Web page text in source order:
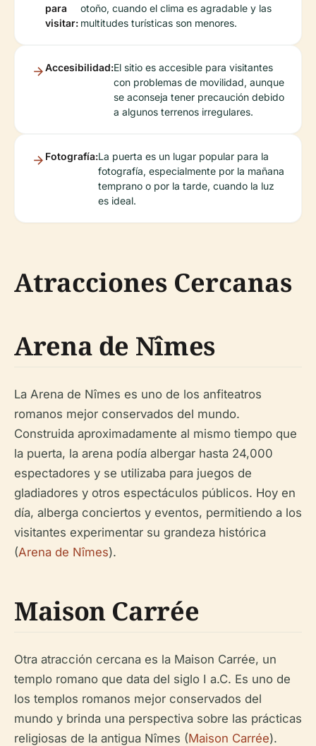
para
visitar:
otoño, cuando el clima es agradable y las
multitudes turísticas son menores.
Accesibilidad:El sitio es accesible para visitantes
con problemas de movilidad, aunque
se aconseja tener precaución debido
a algunos terrenos irregulares.
Fotografía:La puerta es un lugar popular para la
fotografía, especialmente por la mañana
temprano o por la tarde, cuando la luz
es ideal.
Atracciones Cercanas
Arena de Nîmes
La Arena de Nîmes es uno de los anfiteatros
romanos mejor conservados del mundo.
Construida aproximadamente al mismo tiempo que
la puerta, la arena podía albergar hasta 24,000
espectadores y se utilizaba para juegos de
gladiadores y otros espectáculos públicos. Hoy en
día, alberga conciertos y eventos, permitiendo a los
visitantes experimentar su grandeza histórica
(Arena de Nîmes).
Maison Carrée
Otra atracción cercana es la Maison Carrée, un
templo romano que data del siglo I a.C. Es uno de
los templos romanos mejor conservados del
mundo y brinda una perspectiva sobre las prácticas
religiosas de la antigua Nîmes (Maison Carrée).